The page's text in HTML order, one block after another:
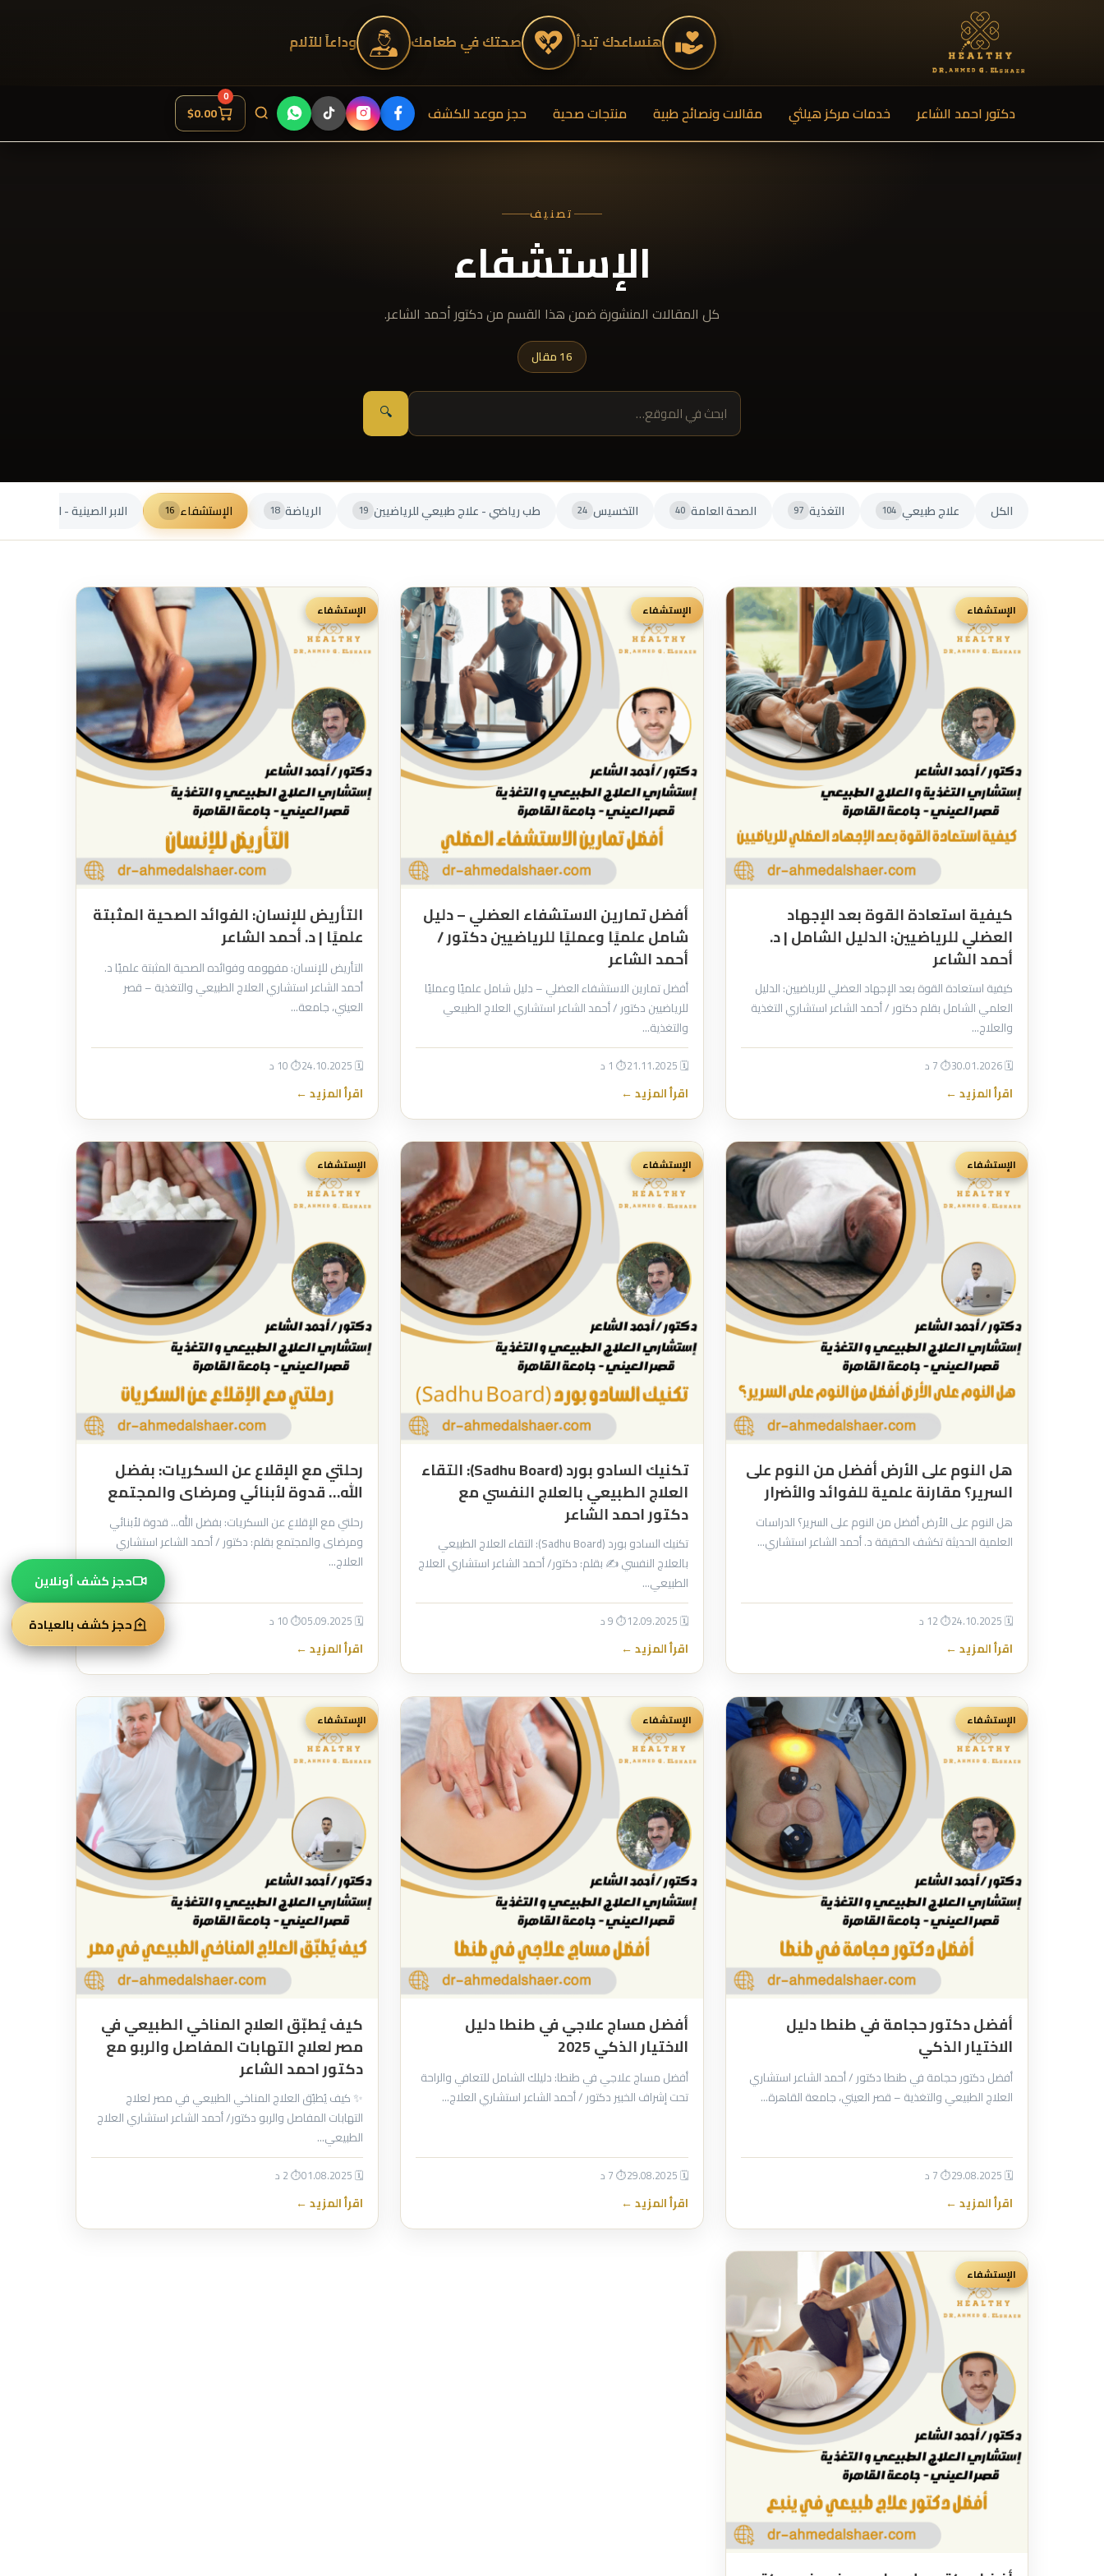
هنساعدك تبدأ صحتك في طعامك وداعاً للآلام
دكتور احمد الشاعر خدمات مركز هيلثي مقالات ونصائح طبية منتجات صحية حجز موعد للكشف $0.00
0
تصنيف
الإستشفاء
كل المقالات المنشورة ضمن هذا القسم من دكتور أحمد الشاعر.
16 مقال
🔍
الكل علاج طبيعي 104 التغذية 97 الصحة العامة 40 التخسيس 24 طب رياضي - علاج طبيعي للرياضيين 19 الرياضة 18 الإستشفاء 16 الابر الصينية - الابر الجافة
الإستشفاء
كيفية استعادة القوة بعد الإجهاد
العضلي للرياضيين: الدليل الشامل | د.
أحمد الشاعر
كيفية استعادة القوة بعد الإجهاد العضلي للرياضيين: الدليل
العلمي الشامل بقلم دكتور / أحمد الشاعر استشاري التغذية
والعلاج…
🗓 30.01.2026 ⏱ 7 د
اقرأ المزيد ←
الإستشفاء
أفضل تمارين الاستشفاء العضلي – دليل
شامل علميًا وعمليًا للرياضيين دكتور /
أحمد الشاعر
أفضل تمارين الاستشفاء العضلي – دليل شامل علميًا وعمليًا
للرياضيين دكتور / أحمد الشاعر استشاري العلاج الطبيعي
والتغذية…
🗓 21.11.2025 ⏱ 1 د
اقرأ المزيد ←
الإستشفاء
التأريض للإنسان: الفوائد الصحية المثبتة
علميًا | د. أحمد الشاعر
التأريض للإنسان: مفهومه وفوائده الصحية المثبتة علميًا د.
أحمد الشاعر استشاري العلاج الطبيعي والتغذية – قصر
العيني، جامعة…
🗓 24.10.2025 ⏱ 10 د
اقرأ المزيد ←
الإستشفاء
هل النوم على الأرض أفضل من النوم على
السرير؟ مقارنة علمية للفوائد والأضرار
هل النوم على الأرض أفضل من النوم على السرير؟ الدراسات
العلمية الحديثة تكشف الحقيقة د. أحمد الشاعر استشاري…
🗓 24.10.2025 ⏱ 12 د
اقرأ المزيد ←
الإستشفاء
تكنيك السادو بورد (Sadhu Board): التقاء
العلاج الطبيعي بالعلاج النفسي مع
دكتور احمد الشاعر
تكنيك السادو بورد (Sadhu Board): التقاء العلاج الطبيعي
بالعلاج النفسي ✍️ بقلم: دكتور/ أحمد الشاعر استشاري العلاج
الطبيعي…
🗓 12.09.2025 ⏱ 9 د
اقرأ المزيد ←
الإستشفاء
رحلتي مع الإقلاع عن السكريات: بفضل
الله… قدوة لأبنائي ومرضاى والمجتمع
رحلتي مع الإقلاع عن السكريات: بفضل الله… قدوة لأبنائي
ومرضاى والمجتمع بقلم: دكتور / أحمد الشاعر استشاري
العلاج…
🗓 05.09.2025 ⏱ 10 د
اقرأ المزيد ←
الإستشفاء
أفضل دكتور حجامة في طنطا دليل
الاختيار الذكي
أفضل دكتور حجامة في طنطا دكتور / أحمد الشاعر استشاري
العلاج الطبيعي والتغذية – قصر العيني، جامعة القاهرة…
🗓 29.08.2025 ⏱ 7 د
اقرأ المزيد ←
الإستشفاء
أفضل مساج علاجي في طنطا دليل
الاختيار الذكي 2025
أفضل مساج علاجي في طنطا: دليلك الشامل للتعافي والراحة
تحت إشراف الخبير دكتور / أحمد الشاعر استشاري العلاج…
🗓 29.08.2025 ⏱ 7 د
اقرأ المزيد ←
الإستشفاء
كيف يُطبّق العلاج المناخي الطبيعي في
مصر لعلاج التهابات المفاصل والربو مع
دكتور احمد الشاعر
✨ كيف يُطبّق العلاج المناخي الطبيعي في مصر لعلاج
التهابات المفاصل والربو دكتور/ أحمد الشاعر استشاري العلاج
الطبيعي…
🗓 01.08.2025 ⏱ 2 د
اقرأ المزيد ←
الإستشفاء
حجز كشف أونلاين
حجز كشف بالعيادة